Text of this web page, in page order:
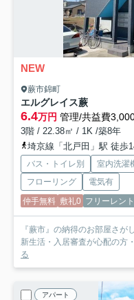
NEW
蕨市錦町
エルグレイス蕨
6.4万円 管理/共益費
3階 / 22.38㎡ / 1K /築8年
埼京線「北戸田」駅 徒歩
バス・トイレ別 室内洗濯
フローリング
電気有
仲手無料 敷礼0 フリーレント
『蕨市』の納得のお部屋さ
新生活・入居審査が心配の方
る
アパート